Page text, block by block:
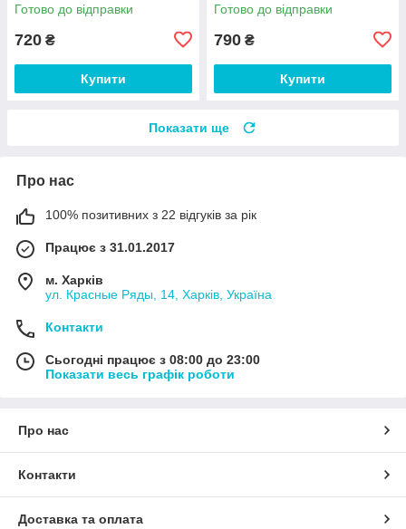
Готово до відправки
720 ₴
Купити
Готово до відправки
790 ₴
Купити
Показати ще
Про нас
100% позитивних з 22 відгуків за рік
Працює з 31.01.2017
м. Харків
ул. Красные Ряды, 14, Харків, Україна
Контакти
Сьогодні працює з 08:00 до 23:00
Показати весь графік роботи
Про нас
Контакти
Доставка та оплата